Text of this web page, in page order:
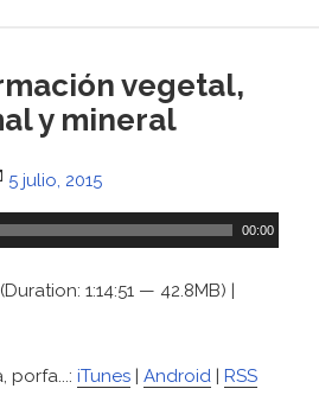
vegetal,
y mineral
Posted
on
5 julio, 2015
00:00
(Duration: 1:14:51 — 42.8MB) |
porfa...:iTunes |Android |RSS